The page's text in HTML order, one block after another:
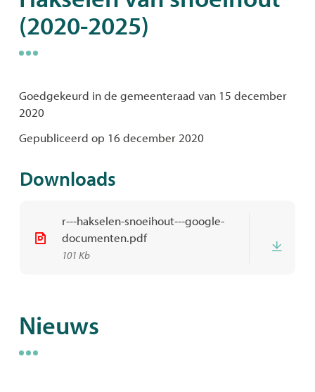
(2020-2025)
Goedgekeurd in de gemeenteraad van 15 december
2020
Gepubliceerd op 16 december 2020
Downloads
r---hakselen-snoeihout---google-
documenten.pdf
101 Kb
Nieuws